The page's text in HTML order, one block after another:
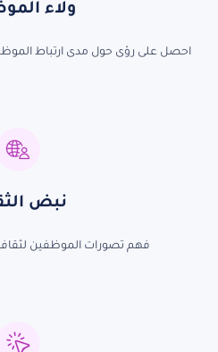
ولاء
احصل على رؤى حول مدى ارتباط
نبض
فهم تصورات الموظفين